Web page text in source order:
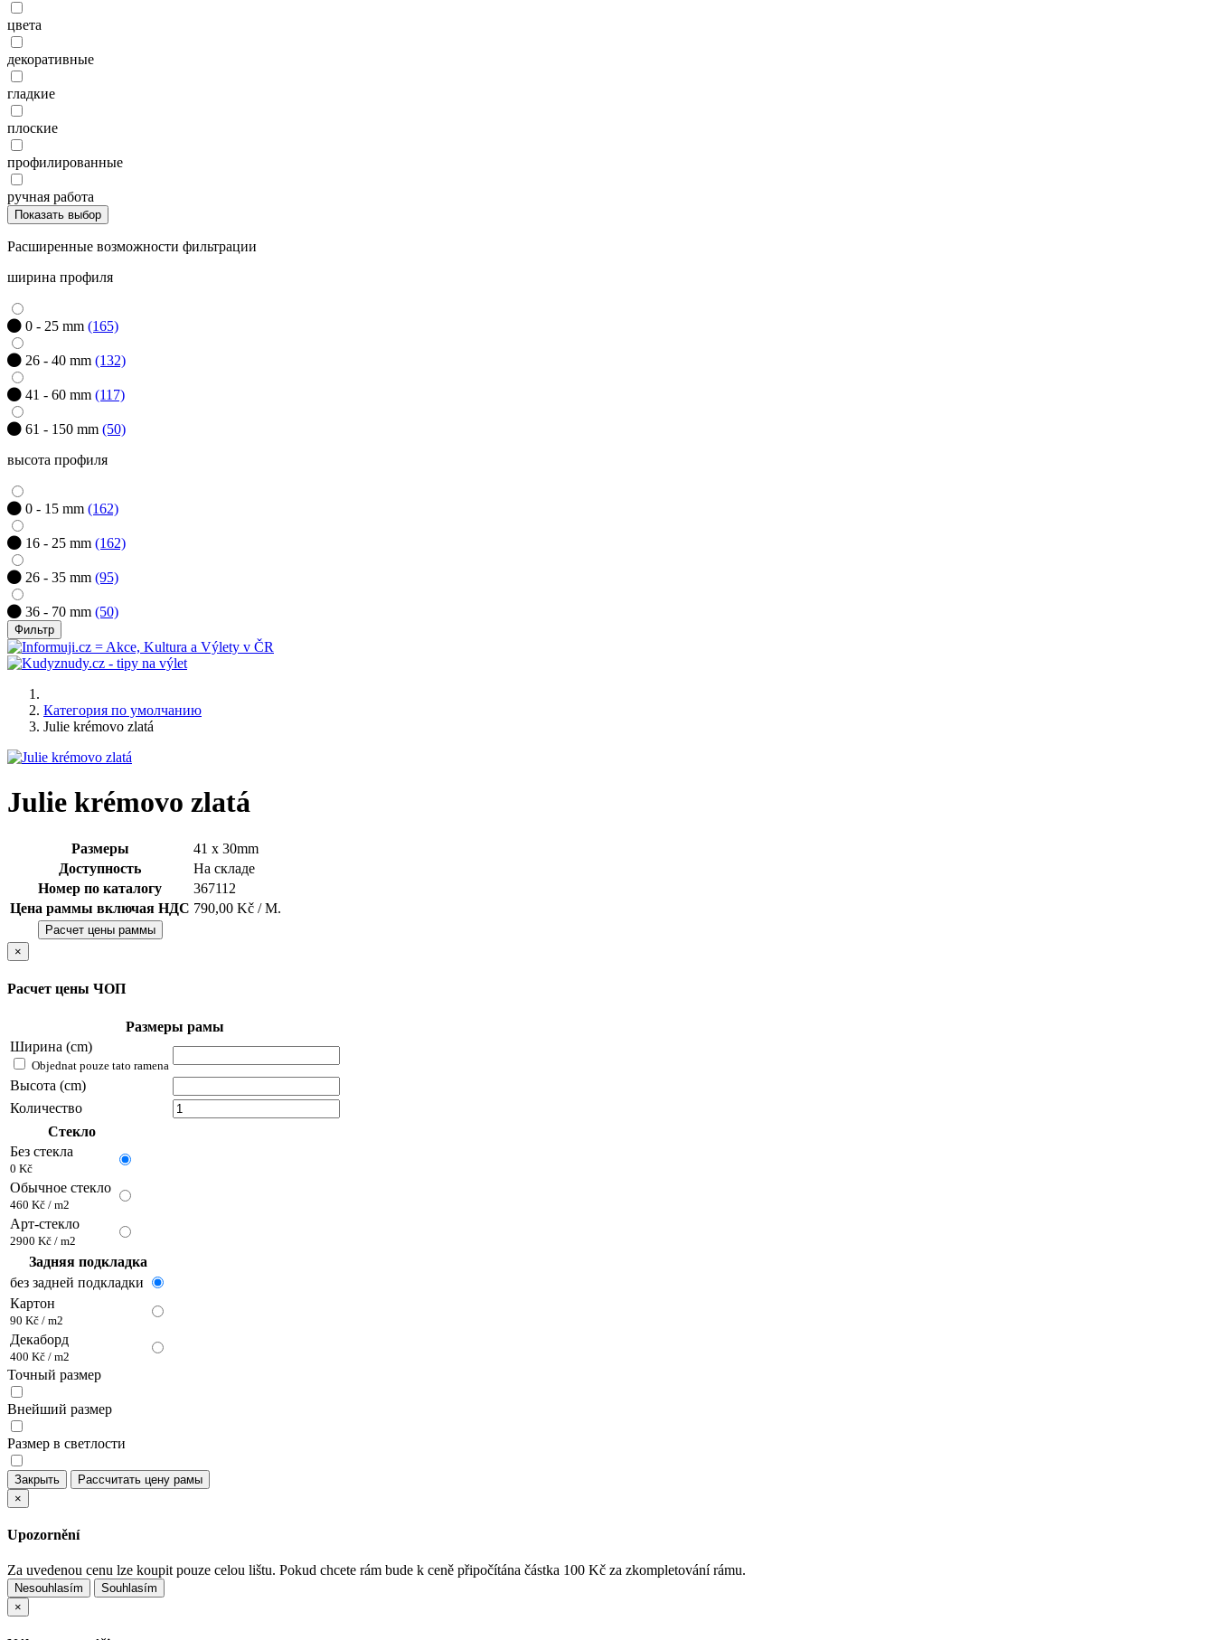
цвета
декоративные
гладкие
плоские
профилированные
ручная работа
Показать выбор
Расширенные возможности фильтрации
ширина профиля
0 - 25 mm (165)
26 - 40 mm (132)
41 - 60 mm (117)
61 - 150 mm (50)
высота профиля
0 - 15 mm (162)
16 - 25 mm (162)
26 - 35 mm (95)
36 - 70 mm (50)
Фильтр
Категория по умолчанию
Julie krémovo zlatá
Julie krémovo zlatá
Размеры
41 x 30mm
Доступность
На складе
Номер по каталогу
367112
Цена раммы включая НДС 790,00 Kč / М.
Расчет цены раммы
×
Расчет цены ЧОП
Размеры рамы
Ширина (cm)
Objednat pouze tato ramena
Высота (cm)
Количество
Стекло
Без стекла
0 Kč
Обычное стекло
460 Kč / m2
Арт-стекло
2900 Kč / m2
Задняя подкладка
без задней подкладки
Картон
90 Kč / m2
Декаборд
400 Kč / m2
Точный размер
Внейший размер
Размер в светлости
Закрыть
Рассчитать цену рамы
×
Upozornění
Za uvedenou cenu lze koupit pouze celou lištu. Pokud chcete rám bude k ceně připočítána částka 100 Kč za zkompletování rámu.
Nesouhlasím
Souhlasím
×